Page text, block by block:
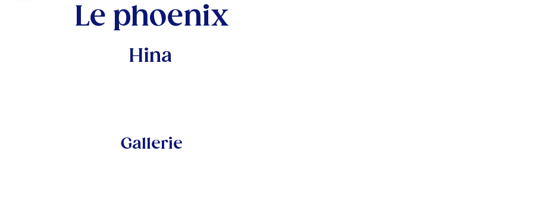
Le phoenix
Hina
Gallerie